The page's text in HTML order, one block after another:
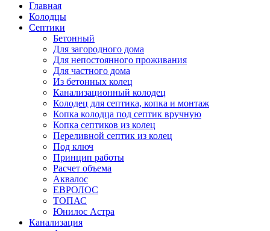
Главная
Колодцы
Септики
Бетонный
Для загородного дома
Для непостоянного проживания
Для частного дома
Из бетонных колец
Канализационный колодец
Колодец для септика, копка и монтаж
Копка колодца под септик вручную
Копка септиков из колец
Переливной септик из колец
Под ключ
Принцип работы
Расчет объема
Аквалос
ЕВРОЛОС
ТОПАС
Юнилос Астра
Канализация